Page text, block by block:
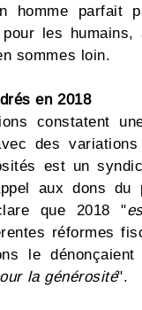
homme parfait
les
sommes loin.
en 2018
constatent
des
est un
aux dons du
que 2018 "
réformes
le
la générosité".